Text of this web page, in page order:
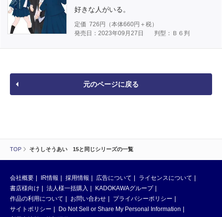
TOP そうしそうあい 15と同じシリーズの一覧
好きな人がいる。
定価 726 円（本体660円＋税）
発売日：2023年09月27日
判型：Ｂ６判
元のページに戻る
会社概要 IR情報 採用情報 広告について
ライセンスについて
書店様向け
法人様一括購入
KADOKAWAグループ
作品の利用について
お問い合わせ
プライバシーポリシー
サイトポリシー
Do Not Sell or Share My Personal Information